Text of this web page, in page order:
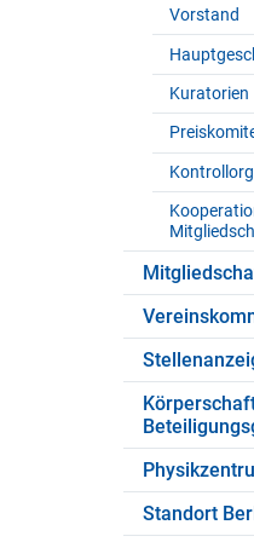
Vorstand
Kuratorien
Standort